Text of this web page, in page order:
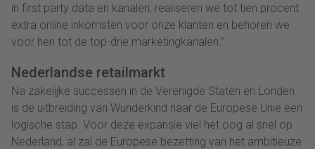
in first party data en kanalen, realiseren we tot tien procent
extra online inkomsten voor onze klanten en behoren we
voor hen tot de top-drie marketingkanalen.”
Nederlandse retailmarkt
Na zakelijke successen in de Verenigde Staten en Londen
is de uitbreiding van Wunderkind naar de Europese Unie een
logische stap. Voor deze expansie viel het oog al snel op
Nederland, al zal de Europese bezetting van het ambitieuze